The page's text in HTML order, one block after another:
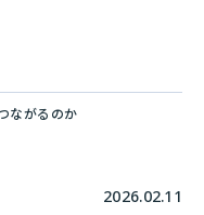
ながるのか
2026.02.11